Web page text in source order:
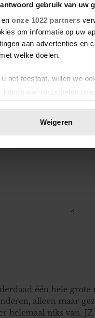
gebruik van uw
onze 1022 partners
om informatie op uw
aan advertenties en
welke doelen.
het toestaat, willen we
Informatie verzamelen
Uw apparaat identificeren
op elk moment
Weigeren
bij je reactie, maar kan
één hele grote
alleen maar
helemaal niks van,